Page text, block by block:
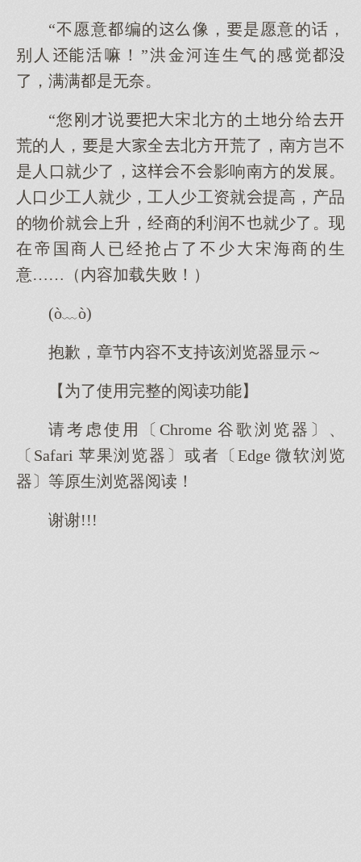
“不愿意编的像，是愿意的话，
别人活嘛！”洪金河连生气的感觉
了，满满是无奈。
“您刚才说宋北方的土分给
荒的人，是全北方荒了，南方岂不
是人口就少了，不影响南方的展。
人口少工人就少，工人少工资就提高，产品
的物价就升，经商的利润不就少了。现
在帝国商人已经抢占了不少宋海商的生
意……（内容加载失败！）
(ò﹏ò)
抱歉，章节内容不支持该浏览器显示～
【为了使用完整的阅读功能】
请考虑使用〔Chrome 谷歌浏览器〕、
〔Safari 苹果浏览器〕或者〔Edge 微软浏览
器〕等原生浏览器阅读！
谢谢!!!